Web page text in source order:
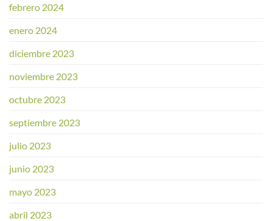
febrero 2024
enero 2024
diciembre 2023
noviembre 2023
octubre 2023
septiembre 2023
julio 2023
junio 2023
mayo 2023
abril 2023